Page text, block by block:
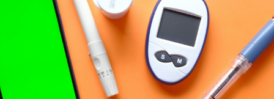
Cách diễn đạt
IELTS Videos - Ebook
Điểm báo
HỌC THỬ →